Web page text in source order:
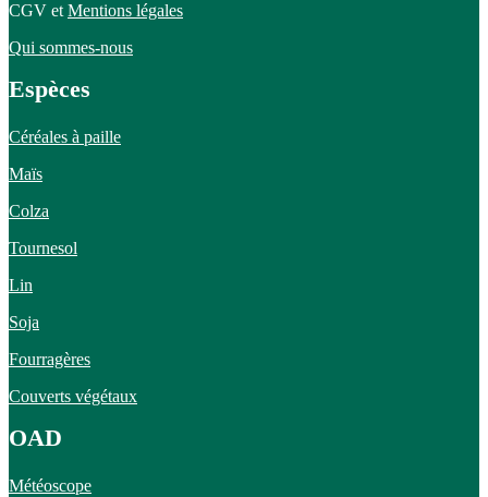
CGV et Mentions légales
Qui sommes-nous
Espèces
Céréales à paille
Maïs
Colza
Tournesol
Lin
Soja
Fourragères
Couverts végétaux
OAD
Météoscope